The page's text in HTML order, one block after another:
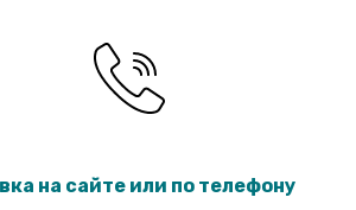
на сайте или по телефону